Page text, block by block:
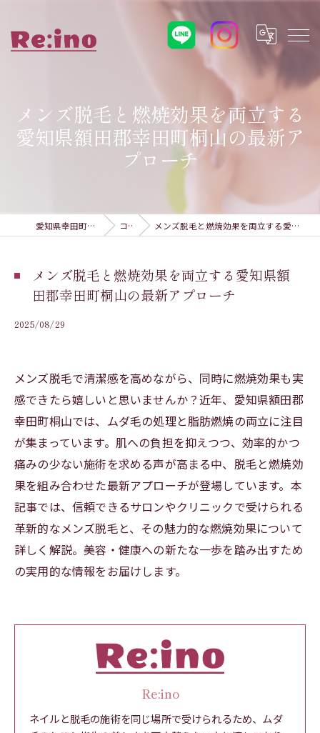
メンズ脱毛と燃焼効果を両立する
愛知県額田郡幸田町桐山の最新ア
プローチ
愛知県幸田町の脱毛ならRe:ino コラム メンズ脱毛と燃焼効果を両立する愛知県額田郡幸田町桐山の最新アプローチ
メンズ脱毛と燃焼効果を両立する愛知県額
田郡幸田町桐山の最新アプローチ
2025/08/29
メンズ脱毛で清潔感を高めながら、同時に燃焼効果も実
感できたら嬉しいと思いませんか？近年、愛知県額田郡
幸田町桐山では、ムダ毛の処理と脂肪燃焼の両立に注目
が集まっています。肌への負担を抑えつつ、効率的かつ
痛みの少ない施術を求める声が高まる中、脱毛と燃焼効
果を組み合わせた最新アプローチが登場しています。本
記事では、信頼できるサロンやクリニックで受けられる
革新的なメンズ脱毛と、その魅力的な燃焼効果について
詳しく解説。美容・健康への新たな一歩を踏み出すため
の実用的な情報をお届けします。
Re:ino
ネイルと脱毛の施術を同じ場所で受けられるため、ムダ